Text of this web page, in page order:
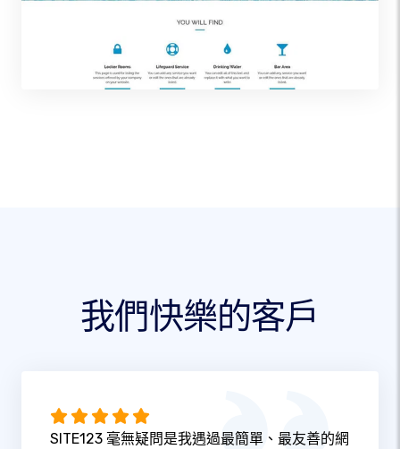
我們快樂的客戶
SITE123 毫無疑問是我遇過最簡單、最友善的網